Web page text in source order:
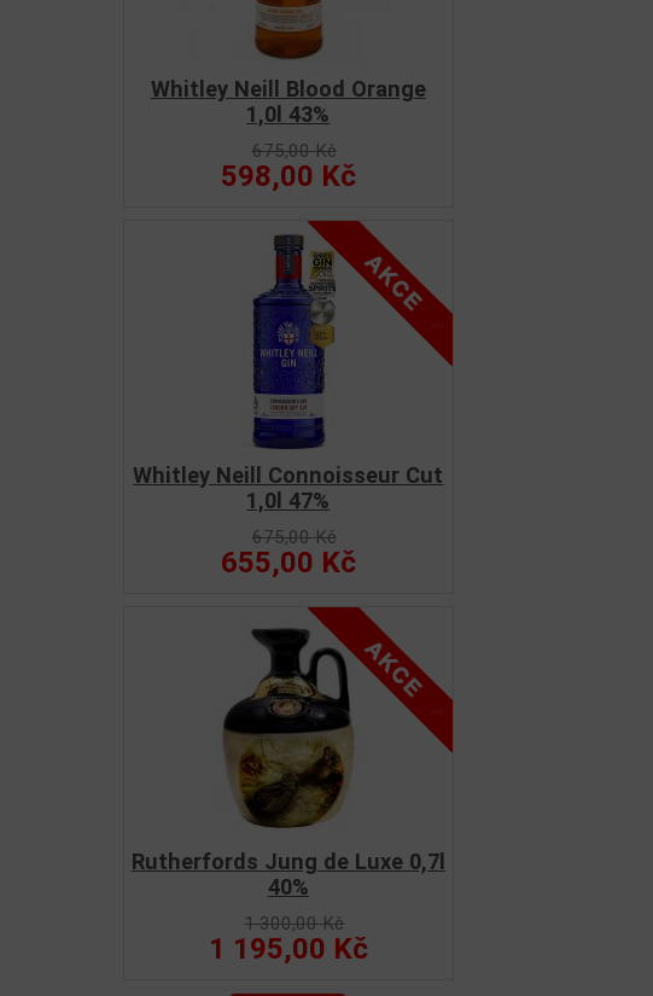
Whitley Neill Blood Orange
1,0l 43%
675,00 Kč
598,00 Kč
Whitley Neill Connoisseur Cut
1,0l 47%
675,00 Kč
655,00 Kč
Rutherfords Jung de Luxe 0,7l
40%
1 300,00 Kč
1 195,00 Kč